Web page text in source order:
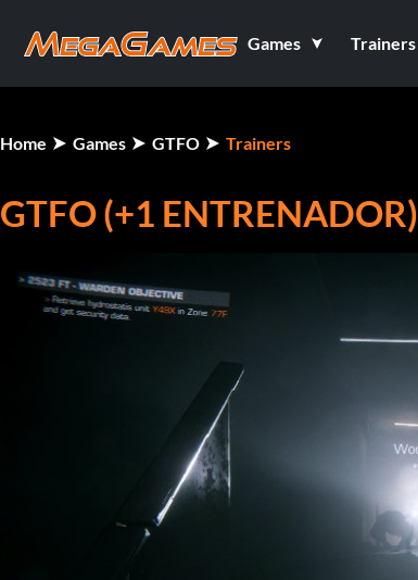
Games Trainers
Home Games GTFO Trainers
GTFO (+1 ENTRENADOR)